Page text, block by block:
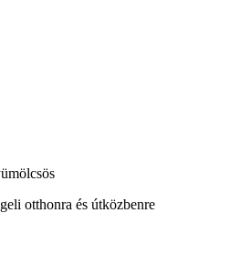
otthonra és útközbenre